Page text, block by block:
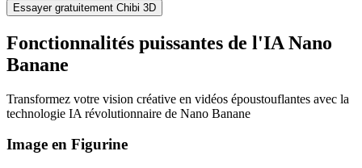
Essayer gratuitement Chibi 3D
Fonctionnalités puissantes de l'IA Nano
Banane
Transformez votre vision créative en vidéos époustouflantes avec la
technologie IA révolutionnaire de Nano Banane
Image en Figurine